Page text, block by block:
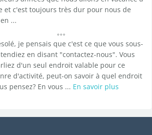
et c'est toujours très dur pour nous de
...
je pensais que c'est ce que vous sous-
en disant "contactez-nous". Vous
d'un seul endroit valable pour ce
d'activité, peut-on savoir à quel endroit
pensez? En vous ... En savoir plus